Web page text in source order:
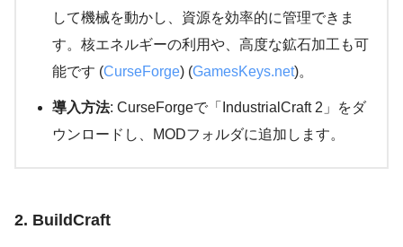
して機械を動かし、資源を効率的に管理できま
す。核エネルギーの利用や、高度な鉱石加工も可
能です​ (CurseForge)​​ (GamesKeys.net)​。
導入方法: CurseForgeで「IndustrialCraft 2」をダ
ウンロードし、MODフォルダに追加します。
2. BuildCraft